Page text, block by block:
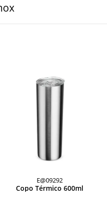
E@09292
Copo Térmico 600ml